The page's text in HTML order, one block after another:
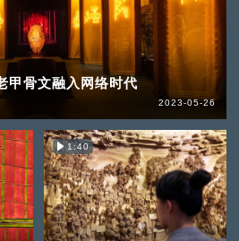
甲骨文融入网络时代
2023-05-26
1:40